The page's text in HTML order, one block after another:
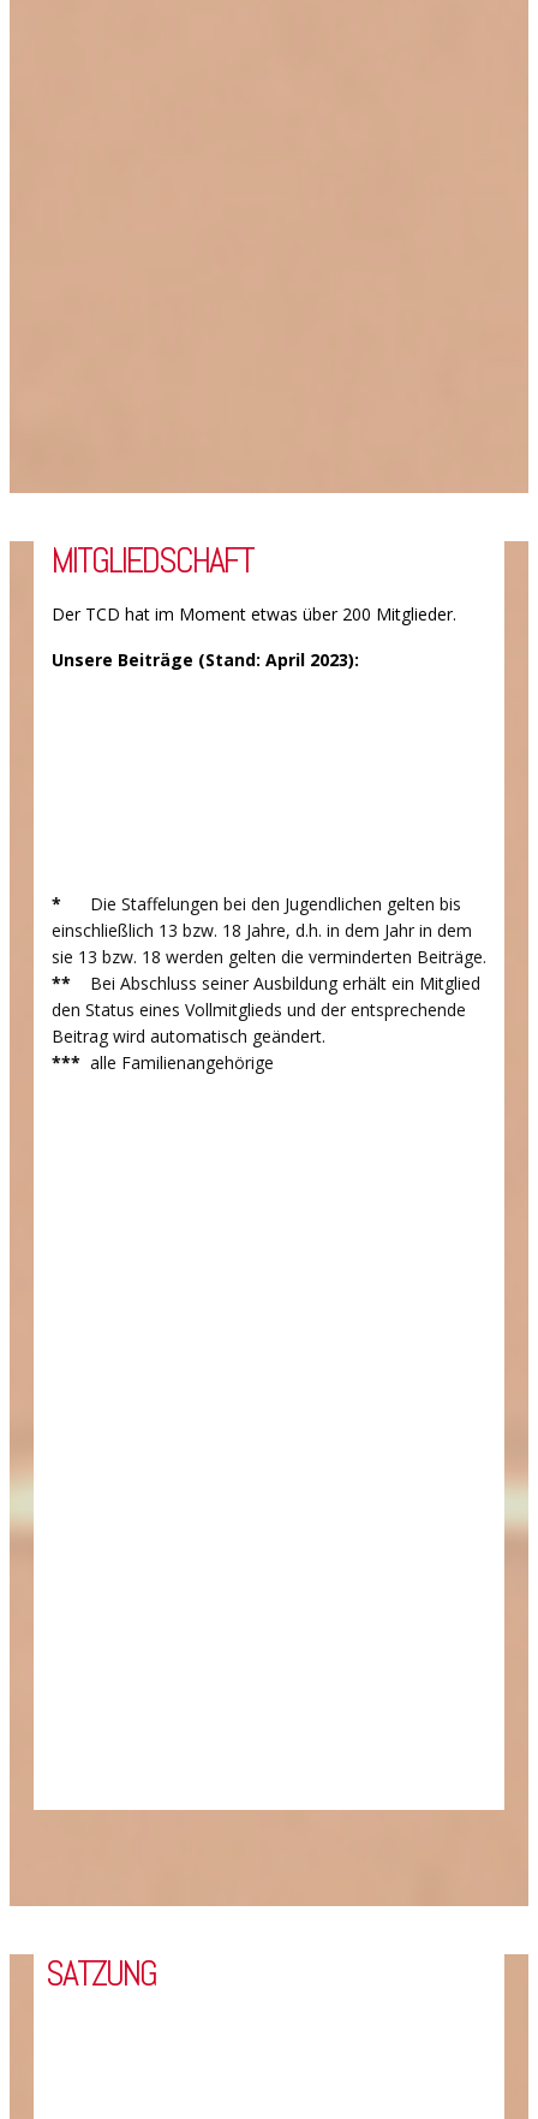
MITGLIEDSCHAFT
Der TCD hat im Moment etwas über 200 Mitglieder.
Unsere Beiträge (Stand: April 2023):
* Die Staffelungen bei den Jugendlichen gelten bis
einschließlich 13 bzw. 18 Jahre, d.h. in dem Jahr in dem
sie 13 bzw. 18 werden gelten die verminderten Beiträge.
**
Bei Abschluss seiner Ausbildung erhält ein Mitglied
den Status eines Vollmitglieds und der entsprechende
Beitrag wird automatisch geändert.
*** alle Familienangehörige
Passive Mitgliedschaft
30,00 €
45,00 €
75,00 €
130,00 €
210,00 €
250,00 €
SATZUNG